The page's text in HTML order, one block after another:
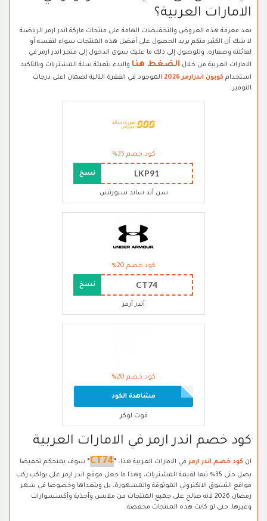
الامارات العربية؟
بعد معرفة هذه العروض والتخفيضات الهامة على منتجات ماركة اندر ارمر الرياضية
لا شك أن الكثير منكم يريد الحصول على أفضل هذه المنتجات سواء لنفسه أو
لعائلته وصغاره، وللوصول إلى ذلك ما عليك سوى الدخول إلى متجر اندر ارمر في
الامارات العربية من خلال الضغط هنا والبدء بتعبئة سلة المشتريات وبالتاكيد
استخدام كوبون اندرارمر 2026
الموجود في الفقرة التالية لضمان اعلى درجات
التوفير.
كود خصم 35%
LKP91 نسخ
سن أند ساند سبورتس
كود خصم 20%
CT74 نسخ
أندر آرمر
كود خصم 20%
مشاهدة الكود
فوت لوكر
كود خصم اندر ارمر في الامارات العربية
ان كود خصم اندر ارمرفي الامارات العربية هذا: "
CT74
" سوف يمنحكم تخفيضا
يصل حتى 35% تبعا لقيمة المشتريات، وهذا ما جعل موقع اندر ارمر على يواكب ركب
مواقع التسوق الالكتروني الموثوقة والمشهورة، بل ويتعداها وخصوصا في شهر
رمضان 2026 لانه صالح على جميع المنتجات من ملابس وأحذية وأكسسوارات
وغيرها، حتى لو كانت هذه المنتجات مخفضة.